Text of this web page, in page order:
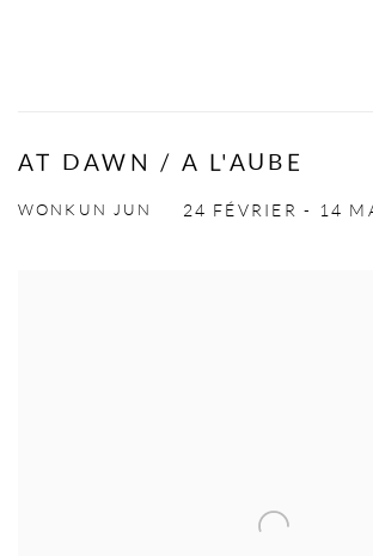
AT DAWN / A L'AUBE
WONKUN JUN 24 FÉVRIER - 14